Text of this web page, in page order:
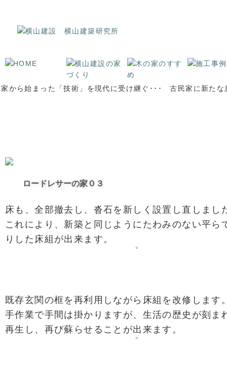
ロードレサーの家０３
床も、全部撤去し、沓石を新しく設置し直しまし
これにより、新築と同じようにたわみのない平ら
りした床組が出来ます。
既存玄関の框を再利用しながら床組を改修します
手作業で手間は掛かりますが、生活の歴史が刻ま
再生し、再び蘇らせることが出来ます。